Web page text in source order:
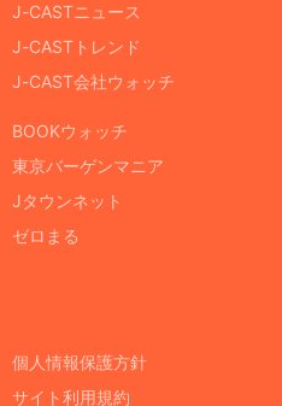
J-CASTニュース
J-CASTトレンド
J-CAST会社ウォッチ
BOOKウォッチ
東京バーゲンマニア
Jタウンネット
ゼロまる
個人情報保護方針
サイト利用規約